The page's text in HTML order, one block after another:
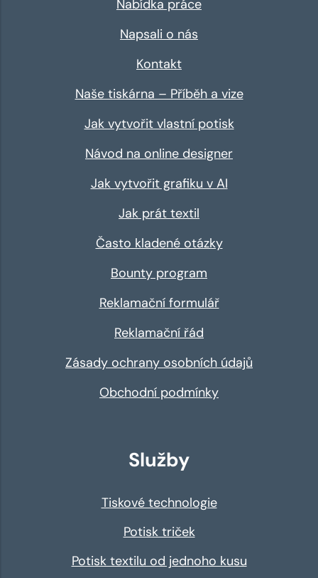
Nabídka práce
Napsali o nás
Kontakt
Naše tiskárna – Příběh a vize
Jak vytvořit vlastní potisk
Návod na online designer
Jak vytvořit grafiku v AI
Jak prát textil
Často kladené otázky
Bounty program
Reklamační formulář
Reklamační řád
Zásady ochrany osobních údajů
Obchodní podmínky
Služby
Tiskové technologie
Potisk triček
Potisk textilu od jednoho kusu